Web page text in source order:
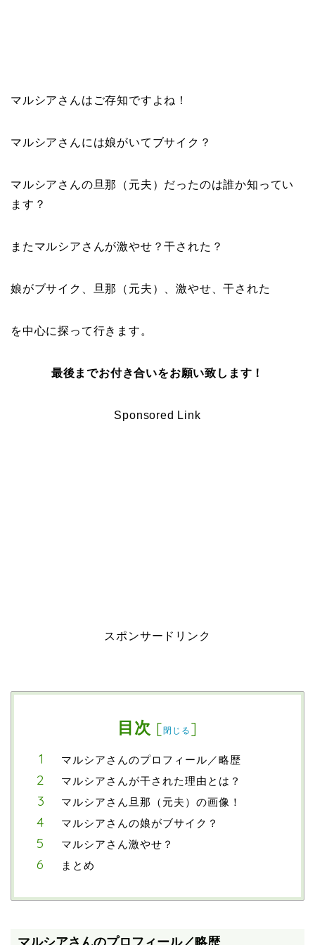
マルシアさんはご存知ですよね！
マルシアさんには娘がいてブサイク ？
マルシアさんの 旦那（元夫） だったのは誰か知ってい
ます？
またマルシアさんが激やせ？干された？
娘がブサイク、旦那（元夫）、激やせ、干された
を中心に探って行きます。
最後までお付き合いをお願い致します！
Sponsored Link
スポンサードリンク
目次 [閉じる ]
マルシアさんのプロフィール／略歴
マルシアさんが干された理由とは？
マルシアさん旦那（元夫）の画像！
マルシアさんの娘がブサイク？
マルシアさん激やせ？
まとめ
マルシアさんのプロフィール／略歴